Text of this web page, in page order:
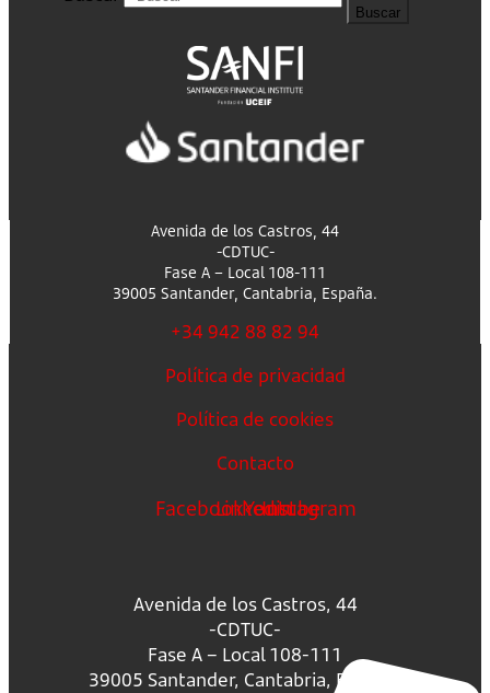
Buscar
Avenida de los Castros, 44
-CDTUC-
Fase A – Local 108-111
39005 Santander, Cantabria, España.
+34 942 88 82 94
Política de privacidad
Política de cookies
Contacto
FacebookLinkedin
Youtube
Instagram
Avenida de los Castros, 44
-CDTUC-
Fase A – Local 108-111
39005 Santander, Cantabria, España.